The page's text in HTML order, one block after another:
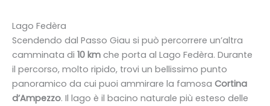
Lago Fedèra
Scendendo dal Passo Giau si può percorrere un’altra
camminata di 10 km che porta al Lago Fedèra. Durante
il percorso, molto ripido, trovi un bellissimo punto
panoramico da cui puoi ammirare la famosa Cortina
d’Ampezzo. Il lago è il bacino naturale più esteso delle